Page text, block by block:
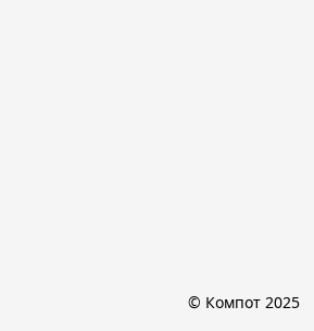
© Компот 2025